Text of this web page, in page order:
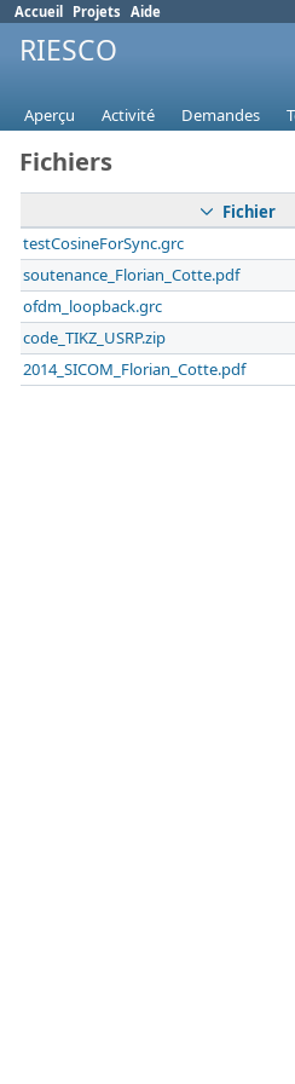
Accueil Projets Aide
RIESCO
Aperçu Activité Demandes
Fichiers
Fichier
testCosineForSync.grc
soutenance_Florian_Cotte.pdf
ofdm_loopback.grc
code_TIKZ_USRP.zip
2014_SICOM_Florian_Cotte.pdf